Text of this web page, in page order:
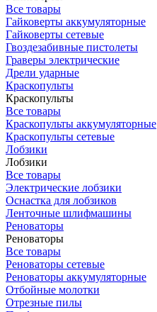
Все товары
Гайковерты аккумуляторные
Гайковерты сетевые
Гвоздезабивные пистолеты
Граверы электрические
Дрели ударные
Краскопульты
Краскопульты
Все товары
Краскопульты аккумуляторные
Краскопульты сетевые
Лобзики
Лобзики
Все товары
Электрические лобзики
Оснастка для лобзиков
Ленточные шлифмашины
Реноваторы
Реноваторы
Все товары
Реноваторы сетевые
Реноваторы аккумуляторные
Отбойные молотки
Отрезные пилы